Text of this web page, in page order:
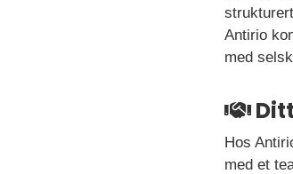
Antirio
med
Hos
med et